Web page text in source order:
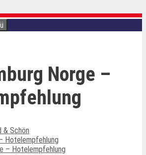
Norge –
& Schön
Hotelempfehlung
– Hotelempfehlung